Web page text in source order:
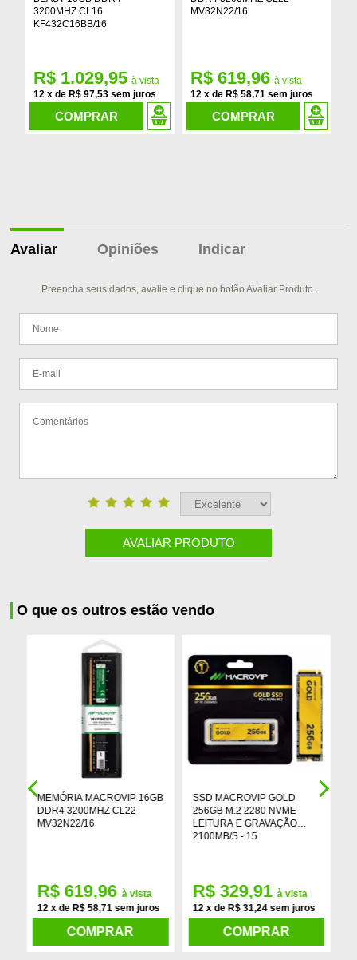
3200MHZ CL16
KF432C16BB/16
12 x de R$ 97,53
R$ 1.029,95
COMPRAR
MV32N22/16
12 x de R$ 58,71
R$ 619,96
COMPRAR
Avaliar Opiniões Indicar
Preencha seus dados, avalie e clique no botão Avaliar Produto.
AVALIAR PRODUTO
O que os outros estão vendo
MEMÓRIA MACROVIP 16GB
DDR4 3200MHZ CL22
MV32N22/16
R$ 619,96à vista
12 x de R$ 58,71 sem juros
COMPRAR
SSD MACROVIP GOLD
256GB M.2 2280 NVME
LEITURA E GRAVAÇÃO
2100MB/S - 15
R$ 329,91à vista
12 x de R$ 31,24 sem juros
COMPRAR